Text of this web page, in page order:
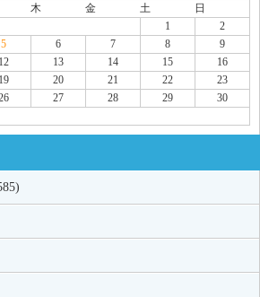
木 金 土
日
1
2
5 6 7 8
9
12 13 14 15
16
19 20 21 22
23
27 28 29
30